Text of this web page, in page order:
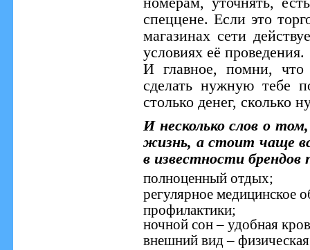
спеццене. Если это
магазинах сети
условиях её проведения.
И главное, помни,
сделать нужную тебе
столько денег, сколько
И несколько слов о
жизнь, а стоит чаще
в известности брендов
полноценный отдых;
регулярное медицинское
профилактики;
ночной сон – удобная
внешний вид –